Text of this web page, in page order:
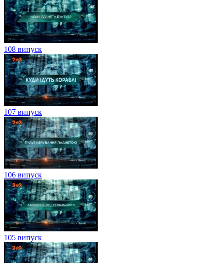
108 випуск
107 випуск
106 випуск
105 випуск